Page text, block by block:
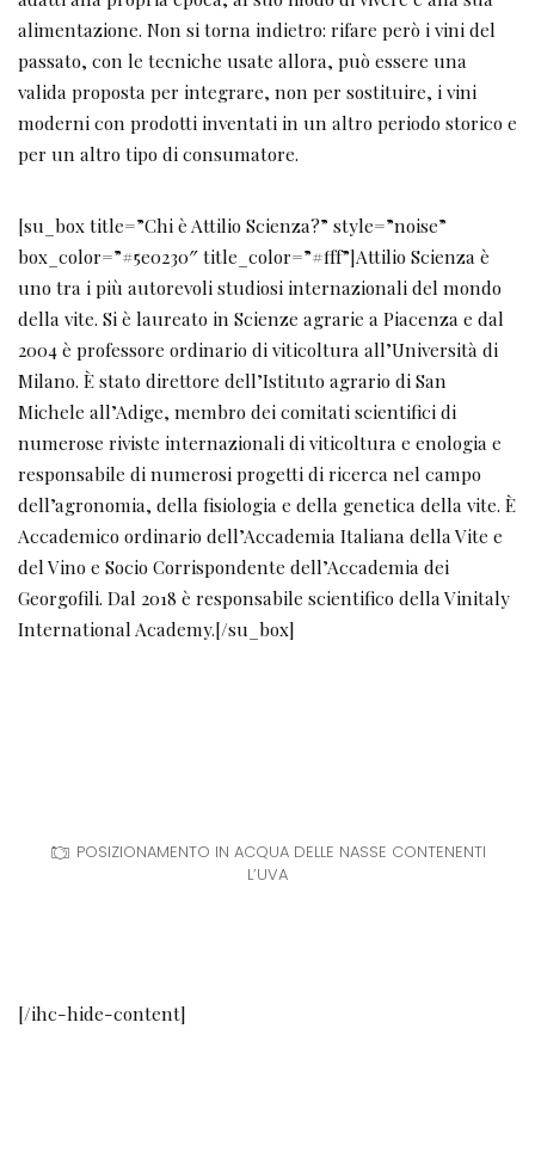
alimentazione. Non si torna indietro: rifare però i vini del
passato, con le tecniche usate allora, può essere una
valida proposta per integrare, non per sostituire, i vini
moderni con prodotti inventati in un altro periodo storico e
per un altro tipo di consumatore.
[su_box title=”Chi è Attilio Scienza?” style=”noise”
box_color=”#5e0230″ title_color=”#fff”]Attilio Scienza è
uno tra i più autorevoli studiosi internazionali del mondo
della vite. Si è laureato in Scienze agrarie a Piacenza e dal
2004 è professore ordinario di viticoltura all’Università di
Milano. È stato direttore dell’Istituto agrario di San
Michele all’Adige, membro dei comitati scientifici di
numerose riviste internazionali di viticoltura e enologia e
responsabile di numerosi progetti di ricerca nel campo
dell’agronomia, della fisiologia e della genetica della vite. È
Accademico ordinario dell’Accademia Italiana della Vite e
del Vino e Socio Corrispondente dell’Accademia dei
Georgofili. Dal 2018 è responsabile scientifico della Vinitaly
International Academy.[/su_box]
POSIZIONAMENTO IN ACQUA DELLE NASSE CONTENENTI
L’UVA
[/ihc-hide-content]